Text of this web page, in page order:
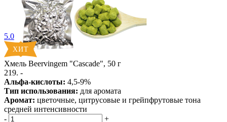
5.0
Хмель Beervingem "Cascade", 50 г
219. -
Альфа-кислоты: 4,5-9%
Тип использования: для аромата
Аромат: цветочные, цитрусовые и грейпфрутовые тона
средней интенсивности
-
+